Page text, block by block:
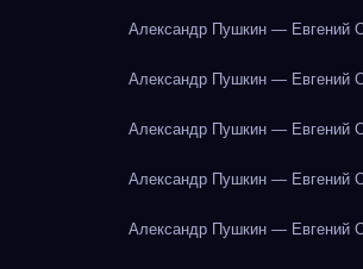
Александр Пушкин — Евгений
Александр Пушкин — Евгений
Александр Пушкин — Евгений
Александр Пушкин — Евгений
Александр Пушкин — Евгений